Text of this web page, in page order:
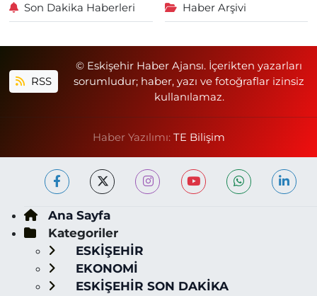
Son Dakika Haberleri Haber Arşivi
RSS
© Eskişehir Haber Ajansı. İçerikten yazarları
sorumludur; haber, yazı ve fotoğraflar izinsiz
kullanılamaz.
Haber Yazılımı: TE Bilişim
Ana Sayfa
Kategoriler
ESKİŞEHİR
EKONOMİ
ESKİŞEHİR SON DAKİKA